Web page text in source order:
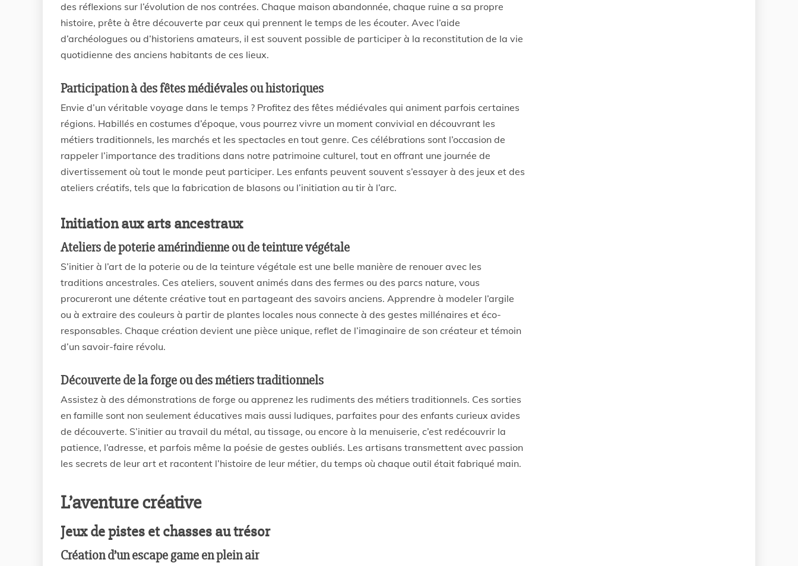
des réflexions sur l’évolution de nos contrées. Chaque maison abandonnée, chaque ruine a sa propre
histoire, prête à être découverte par ceux qui prennent le temps de les écouter. Avec l’aide
d’archéologues ou d’historiens amateurs, il est souvent possible de participer à la reconstitution de la vie
quotidienne des anciens habitants de ces lieux.
Participation à des fêtes médiévales ou historiques
Envie d’un véritable voyage dans le temps ? Profitez des fêtes médiévales qui animent parfois certaines
régions. Habillés en costumes d’époque, vous pourrez vivre un moment convivial en découvrant les
métiers traditionnels, les marchés et les spectacles en tout genre. Ces célébrations sont l’occasion de
rappeler l’importance des traditions dans notre patrimoine culturel, tout en offrant une journée de
divertissement où tout le monde peut participer. Les enfants peuvent souvent s’essayer à des jeux et des
ateliers créatifs, tels que la fabrication de blasons ou l’initiation au tir à l’arc.
Initiation aux arts ancestraux
Ateliers de poterie amérindienne ou de teinture végétale
S’initier à l’art de la poterie ou de la teinture végétale est une belle manière de renouer avec les
traditions ancestrales. Ces ateliers, souvent animés dans des fermes ou des parcs nature, vous
procureront une détente créative tout en partageant des savoirs anciens. Apprendre à modeler l’argile
ou à extraire des couleurs à partir de plantes locales nous connecte à des gestes millénaires et éco-
responsables. Chaque création devient une pièce unique, reflet de l’imaginaire de son créateur et témoin
d’un savoir-faire révolu.
Découverte de la forge ou des métiers traditionnels
Assistez à des démonstrations de forge ou apprenez les rudiments des métiers traditionnels. Ces sorties
en famille sont non seulement éducatives mais aussi ludiques, parfaites pour des enfants curieux avides
de découverte. S’initier au travail du métal, au tissage, ou encore à la menuiserie, c’est redécouvrir la
patience, l’adresse, et parfois même la poésie de gestes oubliés. Les artisans transmettent avec passion
les secrets de leur art et racontent l’histoire de leur métier, du temps où chaque outil était fabriqué main.
L’aventure créative
Jeux de pistes et chasses au trésor
Création d’un escape game en plein air